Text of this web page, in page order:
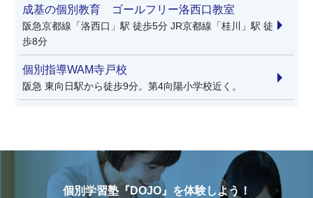
成基の個別教育 ゴールフリー洛西口教室
阪急京都線「洛西口」駅 徒歩5分 JR京都線「桂川」駅 徒
歩8分
個別指導WAM寺戸校
阪急 東向日駅から徒歩9分。第4向陽小学校近く。
個別学習塾『DOJO』を体験しよう！